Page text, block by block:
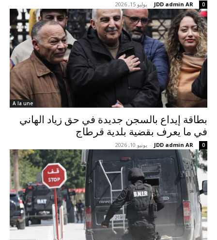
JDD admin AR
- يوليو 15, 2026 0
A la une
بطاقة إيداع بالسجن جديدة في حق زياد الهاني
في ما يعرف بقضية بلدية قرطاج
JDD admin AR
- يونيو 10, 2026 0